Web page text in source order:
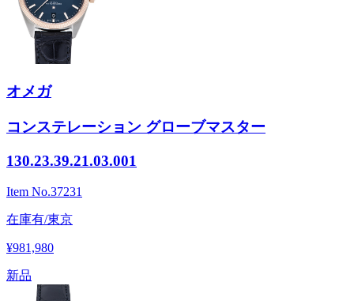
オメガ
コンステレーション グローブマスター
130.23.39.21.03.001
Item No.37231
在庫有/東京
¥981,980
新品